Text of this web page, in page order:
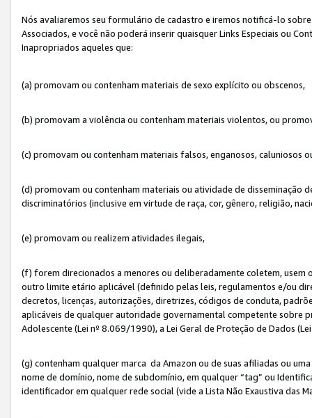
Nós avaliaremos seu formulário de cadastro e iremos notificá-lo
Associados, e você não poderá inserir quaisquer Links Especiais ou
Inapropriados aqueles que:
(a) promovam ou contenham materiais de sexo explícito ou obscenos,
(b) promovam a violência ou contenham materiais violentos, ou
(c) promovam ou contenham materiais falsos, enganosos, caluniosos
(d) promovam ou contenham materiais ou atividade de disseminação
discriminatórios (inclusive em virtude de raça, cor, gênero, religião,
(e) promovam ou realizem atividades ilegais,
(f) forem direcionados a menores ou deliberadamente coletem, usem
outro limite etário aplicável (definido pelas leis, regulamentos e/ou
decretos, licenças, autorizações, diretrizes, códigos de conduta,
aplicáveis de qualquer autoridade governamental competente sobre
Adolescente (Lei nº 8.069/1990), a Lei Geral de Proteção de Dados
(g) contenham qualquer marca da Amazon ou de suas afiliadas ou
nome de domínio, nome de subdomínio, em qualquer “tag” ou
identificador em qualquer rede social (vide a Lista Não Exaustiva das